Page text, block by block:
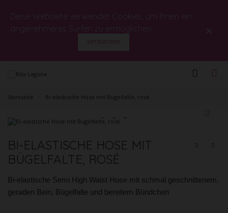
Diese Webseite verwendet Cookies, um Ihnen ein
angenehmeres Surfen zu ermöglichen.
Verstanden
×
Startseite Bi-elastische Hose mit Bügelfalte, rosé
BI-ELASTISCHE HOSE MIT
BÜGELFALTE, ROSÉ
Bi-elastische Semi High Waist Hose mit schmal geschnittenem,
geraden Bein, Bügelfalte und bereitem Bündchen